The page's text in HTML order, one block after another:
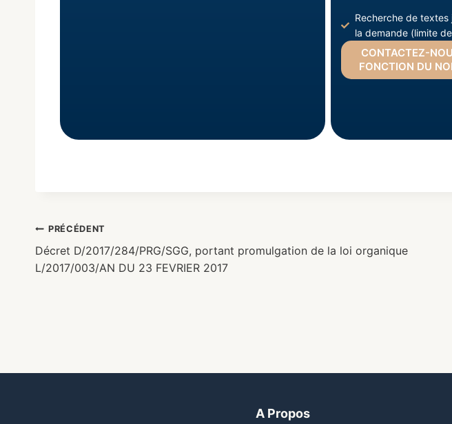
Recherche de
la demande (limite
CONTACTEZ-
FONCTION DU
PRÉCÉDENT
Décret D/2017/284/PRG/SGG, portant promulgation de la loi organique
L/2017/003/AN DU 23 FEVRIER 2017
A Propos